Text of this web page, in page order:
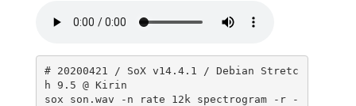
# 20200421 / SoX v14.4.1 / Debian Stretc
h 9.5 @ Kirin
sox son.wav -n rate 12k spectrogram -r -